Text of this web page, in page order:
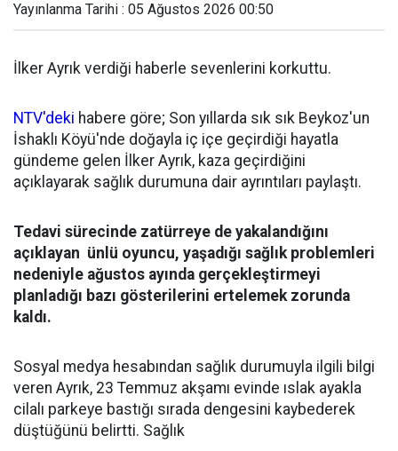
Yayınlanma Tarihi : 05 Ağustos 2026 00:50
İlker Ayrık verdiği haberle sevenlerini korkuttu.
NTV'deki habere göre; Son yıllarda sık sık Beykoz'un
İshaklı Köyü'nde doğayla iç içe geçirdiği hayatla
gündeme gelen İlker Ayrık, kaza geçirdiğini
açıklayarak sağlık durumuna dair ayrıntıları paylaştı.
Tedavi sürecinde zatürreye de yakalandığını
açıklayan ünlü oyuncu, yaşadığı sağlık problemleri
nedeniyle ağustos ayında gerçekleştirmeyi
planladığı bazı gösterilerini ertelemek zorunda
kaldı.
Sosyal medya hesabından sağlık durumuyla ilgili bilgi
veren Ayrık, 23 Temmuz akşamı evinde ıslak ayakla
cilalı parkeye bastığı sırada dengesini kaybederek
düştüğünü belirtti. Sağlık